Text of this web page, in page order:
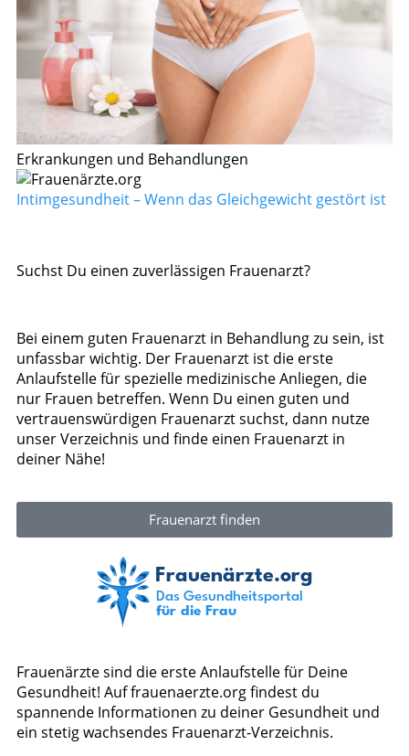
Erkrankungen und Behandlungen
Intimgesundheit – Wenn das Gleichgewicht gestört ist
Suchst Du einen zuverlässigen Frauenarzt?
Bei einem guten Frauenarzt in Behandlung zu sein, ist
unfassbar wichtig. Der Frauenarzt ist die erste
Anlaufstelle für spezielle medizinische Anliegen, die
nur Frauen betreffen. Wenn Du einen guten und
vertrauenswürdigen Frauenarzt suchst, dann nutze
unser Verzeichnis und finde einen Frauenarzt in
deiner Nähe!
Frauenarzt finden
Frauenärzte sind die erste Anlaufstelle für Deine
Gesundheit! Auf frauenaerzte.org findest du
spannende Informationen zu deiner Gesundheit und
ein stetig wachsendes Frauenarzt-Verzeichnis.